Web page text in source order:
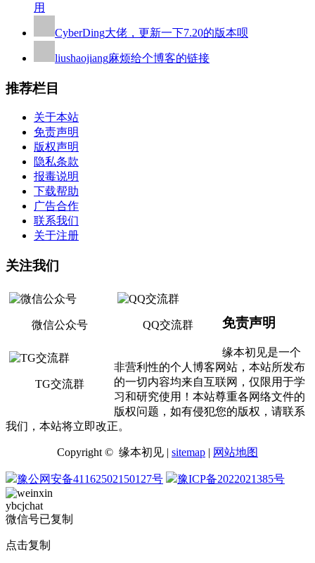
用
CyberDing大佬，更新一下7.20的版本呗
liushaojiang麻烦给个博客的链接
推荐栏目
关于本站
免责声明
版权声明
隐私条款
报毒说明
下载帮助
广告合作
联系我们
关于注册
关注我们
微信公众号 QQ交流群
TG交流群
免责声明
缘本初见是一个
非营利性的个人博客网站，本站所发布
的一切内容均来自互联网，仅限用于学
习和研究使用！本站尊重各网络文件的
版权问题，如有侵犯您的版权，请联系
我们，本站将立即改正。
Copyright © 缘本初见 | sitemap | 网站地图
豫公网安备41162502150127号 豫ICP备2022021385号
ybcjchat
微信号已复制
点击复制